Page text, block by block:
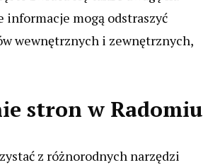
mogą odstraszyć
wewnętrznych i zewnętrznych,
stron w Radomiu
z różnorodnych narzędzi